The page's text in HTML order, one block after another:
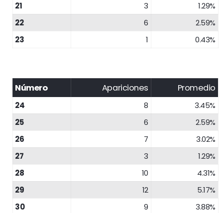
21
3
1.29%
22
6
2.59%
23
1 0.43%
Número Apariciones Promedio
24 8
3.45%
25
6
2.59%
26
7
3.02%
27
3
1.29%
28
10
4.31%
29
12
5.17%
30
9
3.88%